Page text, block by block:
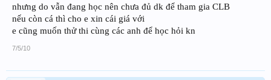
nhưng do vẫn đang học nên chưa đủ dk để tham gia CLB
nếu còn cá thì cho e xin cái giá với
e cũng muốn thử thi cùng các anh để học hỏi kn
7/5/10